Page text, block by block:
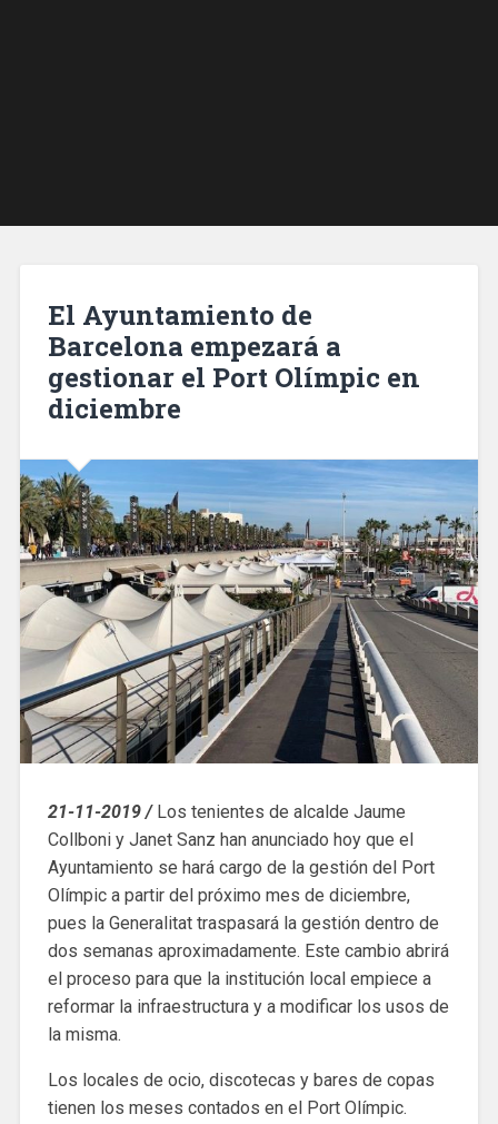
El Ayuntamiento de
Barcelona empezará a
gestionar el Port Olímpic en
diciembre
21-11-2019 /Los tenientes de alcalde Jaume
Collboni y Janet Sanz han anunciado hoy que el
Ayuntamiento se hará cargo de la gestión del Port
Olímpic a partir del próximo mes de diciembre,
pues la Generalitat traspasará la gestión dentro de
dos semanas aproximadamente. Este cambio abrirá
el proceso para que la institución local empiece a
reformar la infraestructura y a modificar los usos de
la misma.
Los locales de ocio, discotecas y bares de copas
tienen los meses contados en el Port Olímpic.